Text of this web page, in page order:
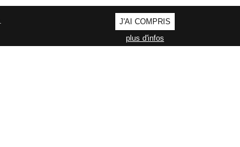
J'AI COMPRIS
plus d'infos